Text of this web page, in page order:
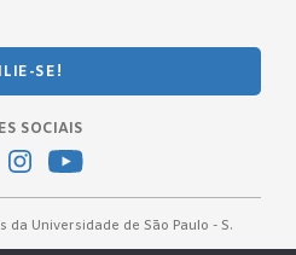
SE!
SOCIAIS
da Universidade de São Paulo - S.